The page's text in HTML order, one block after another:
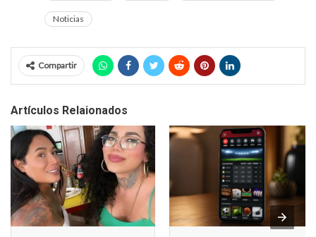
Noticias
Compartir
Artículos Relaionados